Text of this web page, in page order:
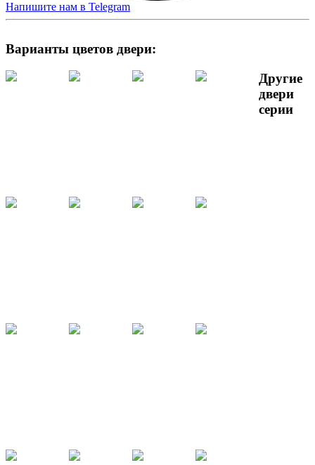
Напишите нам в Telegram
Варианты цветов двери:
Другие
двери
серии